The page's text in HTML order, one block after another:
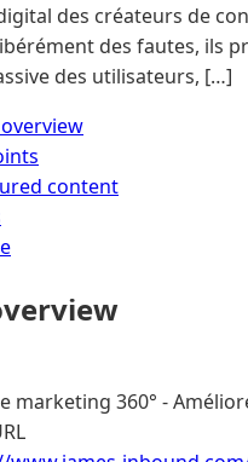
des créateurs de
des fautes, ils
des utilisateurs, […]
content
marketing 360° -